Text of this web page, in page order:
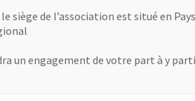
siège de l’association est situé en
un engagement de votre part à y